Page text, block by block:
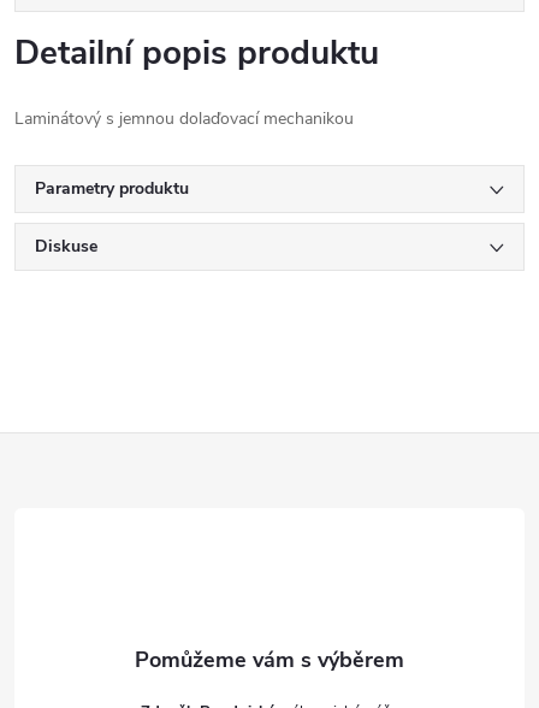
Detailní popis produktu
Laminátový s jemnou dolaďovací mechanikou
Parametry produktu
Diskuse